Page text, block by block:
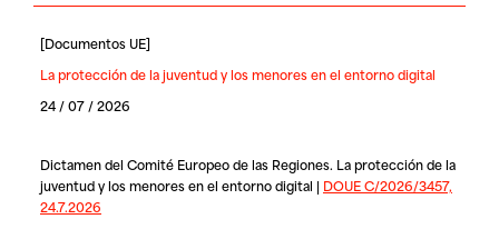
[Documentos UE]
La protección de la juventud y los menores en el entorno digital
24 / 07 / 2026
Dictamen del Comité Europeo de las Regiones. La protección de la
juventud y los menores en el entorno digital | DOUE C/2026/3457,
24.7.2026